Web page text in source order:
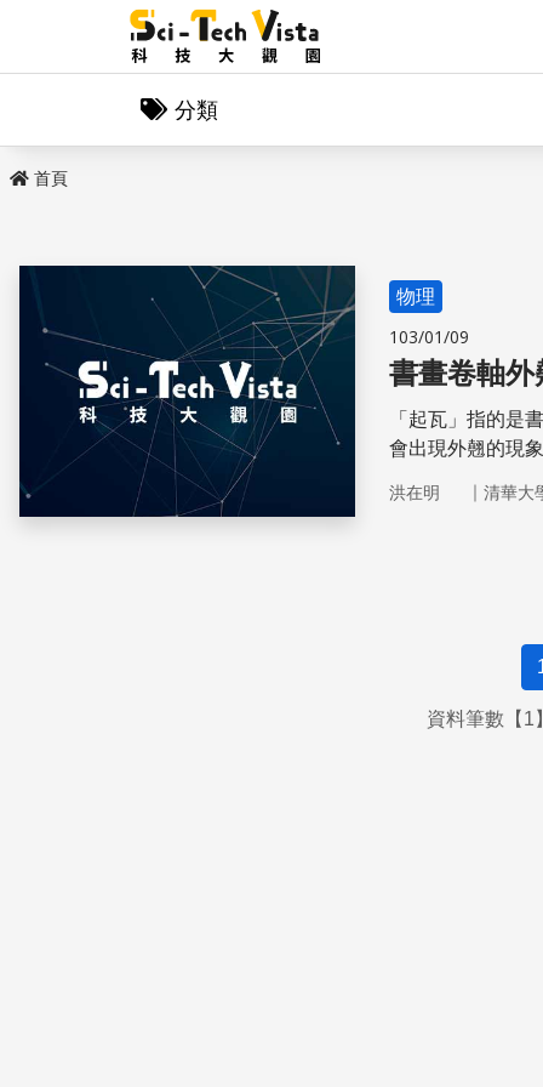
分類
首頁
物理
103/01/09
書畫卷軸
「起瓦」指的是
會出現外翹的現
洪在明 ｜ 清華大
資料筆數【1